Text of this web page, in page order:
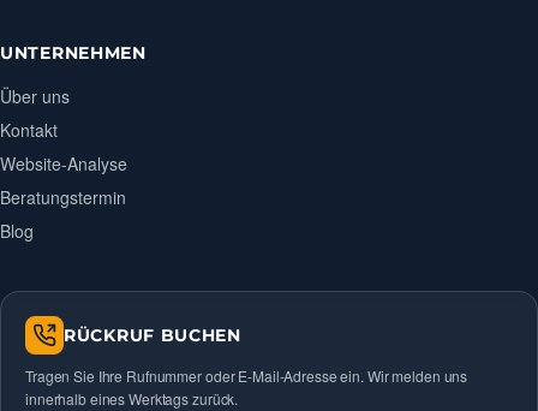
UNTERNEHMEN
Über uns
Kontakt
Website-Analyse
Beratungstermin
Blog
RÜCKRUF BUCHEN
Tragen Sie Ihre Rufnummer oder E-Mail-Adresse ein. Wir melden uns
innerhalb eines Werktags zurück.